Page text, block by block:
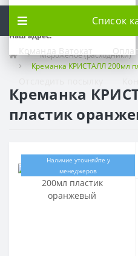
Время работы:
Наш адрес:
Список
Команда Ватокат
Мороженое (расходники)
Креманка КРИСТАЛЛ 200мл
Креманка
пластик
Наличие уточняйте у
менеджеров